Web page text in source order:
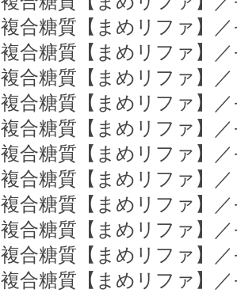
複合糖質【まめリファ】
複合糖質【まめリファ】
複合糖質【まめリファ】
複合糖質【まめリファ】
複合糖質【まめリファ】
複合糖質【まめリファ】
複合糖質【まめリファ】
複合糖質【まめリファ】
複合糖質【まめリファ】
複合糖質【まめリファ】
複合糖質【まめリファ】